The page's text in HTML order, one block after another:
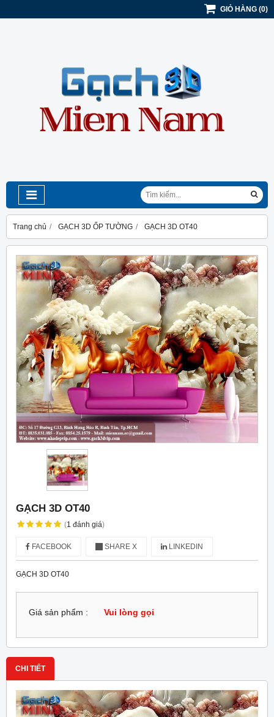
GIỎ HÀNG (0)
Trang chủ GẠCH 3D ỐP TƯỜNG GẠCH 3D OT40
GẠCH 3D OT40
(1 đánh giá)
FACEBOOK SHARE X LINKEDIN
GẠCH 3D OT40
Giá sản phẩm : Vui lòng gọi
CHI TIẾT